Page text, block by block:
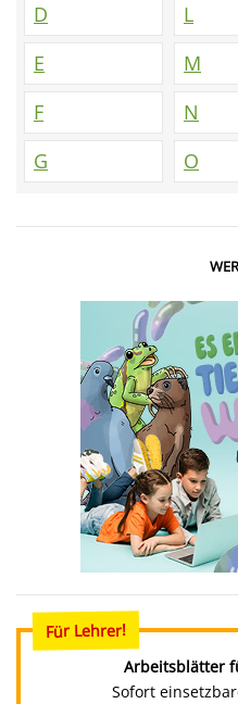
D
E
F
G
L
M
N
O
Für Lehrer!
Arbeitsblätter
Sofort